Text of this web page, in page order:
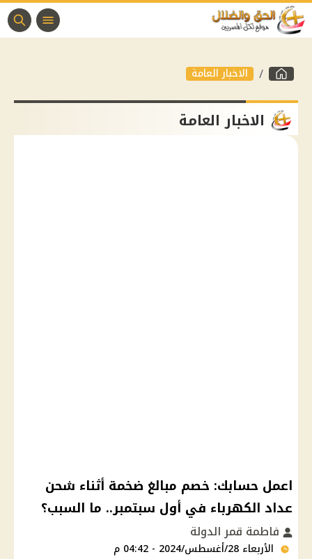
الاخبار العامة
الاخبار العامة
اعمل حسابك: خصم مبالغ ضخمة أثناء شحن
عداد الكهرباء في أول سبتمبر.. ما السبب؟
فاطمة قمر الدولة
الأربعاء 28/أغسطس/2024 - 04:42 م